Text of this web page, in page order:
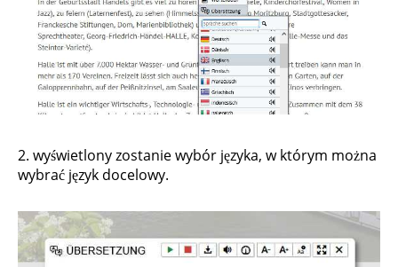
2. wyświetlony zostanie wybór języka, w którym można
wybrać język docelowy.